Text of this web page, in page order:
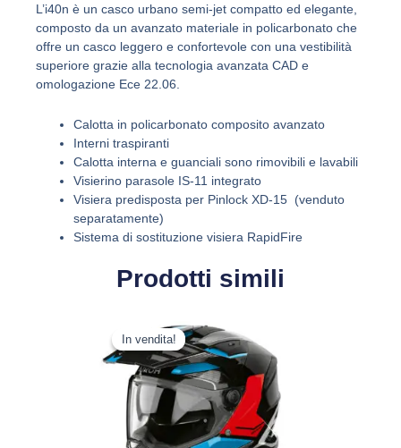
L’i40n è un casco urbano semi-jet compatto ed elegante,
composto da un avanzato materiale in policarbonato che
offre un casco leggero e confortevole con una vestibilità
superiore grazie alla tecnologia avanzata CAD e
omologazione Ece 22.06.
Calotta in policarbonato composito avanzato
Interni traspiranti
Calotta interna e guanciali sono rimovibili e lavabili
Visierino parasole IS-11 integrato
Visiera predisposta per Pinlock XD-15 (venduto
separatamente)
Sistema di sostituzione visiera RapidFire
Prodotti simili
In vendita!
In vendita!
prezzo
originale
era:
279,99 €.
prezzo
attuale
è:
221,19 €.
prodotto
ha
più
varianti.
Le